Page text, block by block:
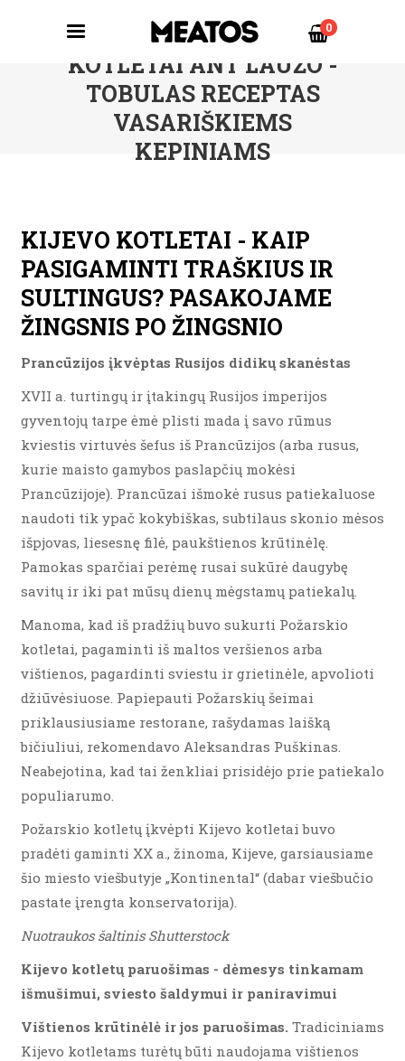
0
KOTLETAI ANT LAUŽO -
TOBULAS RECEPTAS
VASARIŠKIEMS
KEPINIAMS
KIJEVO KOTLETAI - KAIP
PASIGAMINTI TRAŠKIUS IR
SULTINGUS? PASAKOJAME
ŽINGSNIS PO ŽINGSNIO
Prancūzijos įkvėptas Rusijos didikų skanėstas
XVII a. turtingų ir įtakingų Rusijos imperijos
gyventojų tarpe ėmė plisti mada į savo rūmus
kviestis virtuvės šefus iš Prancūzijos (arba rusus,
kurie maisto gamybos paslapčių mokėsi
Prancūzijoje). Prancūzai išmokė rusus patiekaluose
naudoti tik ypač kokybiškas, subtilaus skonio mėsos
išpjovas, liesesnę filė, paukštienos krūtinėlę.
Pamokas sparčiai perėmę rusai sukūrė daugybę
savitų ir iki pat mūsų dienų mėgstamų patiekalų.
Manoma, kad iš pradžių buvo sukurti Požarskio
kotletai, pagaminti iš maltos veršienos arba
vištienos, pagardinti sviestu ir grietinėle, apvolioti
džiūvėsiuose. Papiepauti Požarskių šeimai
priklausiusiame restorane, rašydamas laišką
bičiuliui, rekomendavo Aleksandras Puškinas.
Neabejotina, kad tai ženkliai prisidėjo prie patiekalo
populiarumo.
Požarskio kotletų įkvėpti Kijevo kotletai buvo
pradėti gaminti XX a., žinoma, Kijeve, garsiausiame
šio miesto viešbutyje „Kontinental“ (dabar viešbučio
pastate įrengta konservatorija).
Nuotraukos šaltinis Shutterstock
Kijevo kotletų paruošimas - dėmesys tinkamam
išmušimui, sviesto šaldymui ir paniravimui
Vištienos krūtinėlė ir jos paruošimas. Tradiciniams
Kijevo kotletams turėtų būti naudojama vištienos